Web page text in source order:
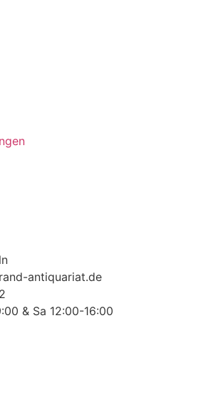
antiquariat.de
& Sa 12:00-16:00